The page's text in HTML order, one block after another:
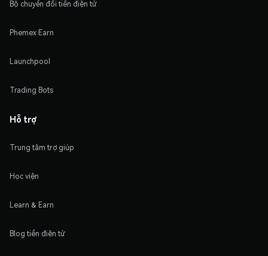
Bộ chuyển đổi tiền điện tử
Phemex Earn
Launchpool
Trading Bots
Hỗ trợ
Trung tâm trợ giúp
Học viện
Learn & Earn
Blog tiền điện tử